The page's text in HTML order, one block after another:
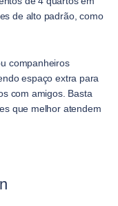
de alto padrão, como
companheiros
espaço extra para
com amigos. Basta
que melhor atendem